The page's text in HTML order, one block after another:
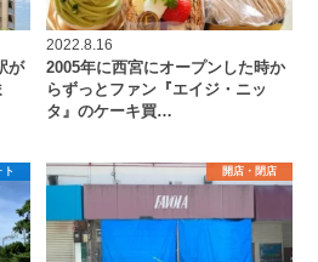
が
2022.8.16
2005年に西宮にオープンした時か
らずっとファン『エイジ・ニッ
タ』のケーキ買…
ト 開店・閉店